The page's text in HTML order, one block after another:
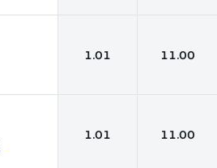
1.01 11.00
1.01 11.00